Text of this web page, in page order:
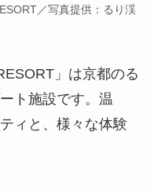
／写真提供：るり渓
」は京都のる
ト施設です。温
ィと、様々な体験